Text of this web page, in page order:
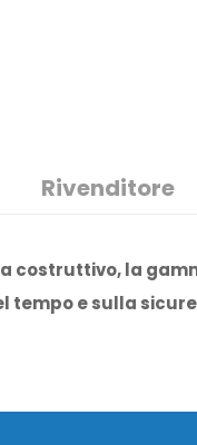
Rivenditore
costruttivo, la
tempo e sulla